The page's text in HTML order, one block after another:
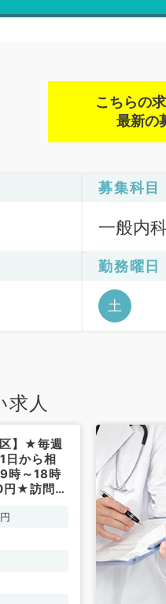
こちらの
最新の
募集科目
一般内
勤務曜日
土
求人
区】★毎週
日から相
時～18時
★訪問診